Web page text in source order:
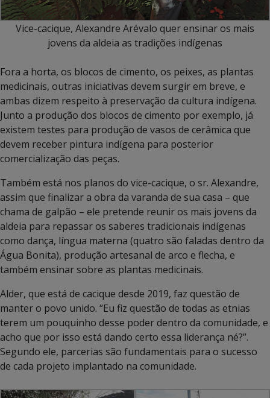
Vice-cacique, Alexandre Arévalo quer ensinar os mais
jovens da aldeia as tradições indígenas
Fora a horta, os blocos de cimento, os peixes, as plantas
medicinais, outras iniciativas devem surgir em breve, e
ambas dizem respeito à preservação da cultura indígena.
Junto a produção dos blocos de cimento por exemplo, já
existem testes para produção de vasos de cerâmica que
devem receber pintura indígena para posterior
comercialização das peças.
Também está nos planos do vice-cacique, o sr. Alexandre,
assim que finalizar a obra da varanda de sua casa – que
chama de galpão – ele pretende reunir os mais jovens da
aldeia para repassar os saberes tradicionais indígenas
como dança, língua materna (quatro são faladas dentro da
Água Bonita), produção artesanal de arco e flecha, e
também ensinar sobre as plantas medicinais.
Alder, que está de cacique desde 2019, faz questão de
manter o povo unido. “Eu fiz questão de todas as etnias
terem um pouquinho desse poder dentro da comunidade, e
acho que por isso está dando certo essa liderança né?”.
Segundo ele, parcerias são fundamentais para o sucesso
de cada projeto implantado na comunidade.